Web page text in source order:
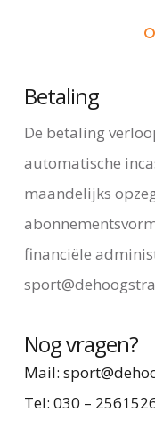
Betaling
De betaling
automatische
maandelijks
financiële
Nog vragen?
Mail:
Tel: 030 –